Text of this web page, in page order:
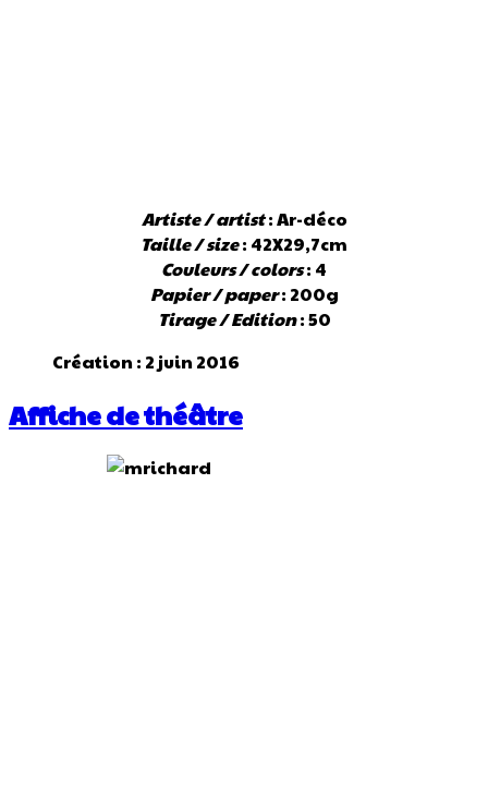
Artiste / artist: Ar-déco
Taille / size: 42X29,7cm
Couleurs / colors: 4
Papier / paper: 200g
Tirage / Edition: 50
Création : 2 juin 2016
Affiche de théâtre